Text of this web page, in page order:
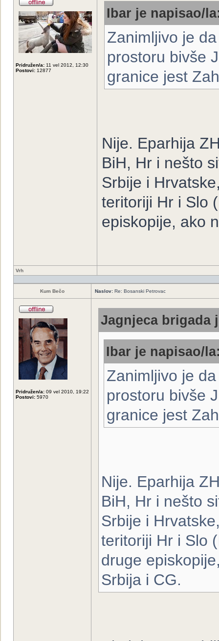
Pridružen/a: 11 vel 2012, 12:30
Postovi: 12877
Ibar je napisao/
Zanimljivo je
prostoru bivše
granice jest
Nije. Eparhija
BiH, Hr i nešto
Srbije i
teritoriji Hr i Slo
episkopije, ako
Vrh
Kum Bečo Naslov: Re: Bosanski Petrovac
Pridružen/a: 09 vel 2010, 19:22
Postovi: 5970
Jagnjeca brigada
Ibar je napisao/
Zanimljivo je
prostoru bivše
granice jest
Nije. Eparhija
BiH, Hr i nešto
Srbije i
teritoriji Hr i Slo
druge
Srbija i CG.